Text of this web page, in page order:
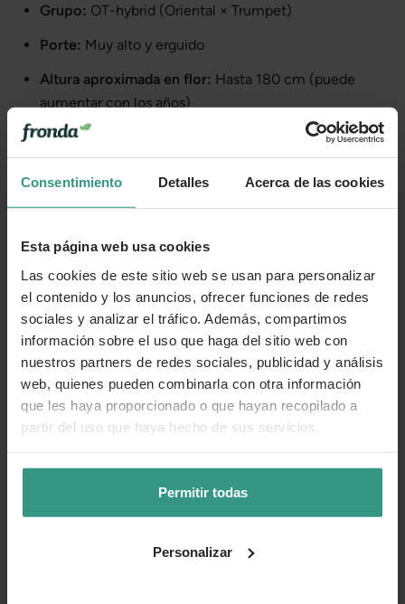
Consentimiento Detalles Acerca de las cookies
Esta página web usa cookies
Las cookies de este sitio web se usan para personalizar
el contenido y los anuncios, ofrecer funciones de redes
sociales y analizar el tráfico. Además, compartimos
información sobre el uso que haga del sitio web con
nuestros partners de redes sociales, publicidad y análisis
web, quienes pueden combinarla con otra información
que les haya proporcionado o que hayan recopilado a
partir del uso que haya hecho de sus servicios.
Permitir todas
Personalizar
Grupo: OT-hybrid (Oriental × Trumpet)
Porte: Muy alto y erguido
Altura aproximada en flor: Hasta 180 cm (puede
aumentar con los años)
Tipo de flor:
Flor grande en forma de trompeta
Fragancia:Muy perfumada
Floración:
Inicio del verano
Uso recomendado:Jardín y flor cortada
Más información
Cuidados